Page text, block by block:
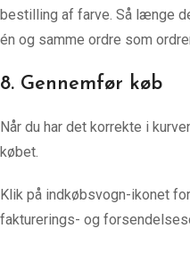
bestilling af farve. Så længe
én og samme ordre som
8. Gennemfør køb
Når du har det korrekte i
købet.
Klik på indkøbsvogn-ikonet
fakturerings- og